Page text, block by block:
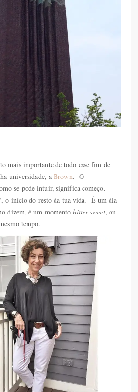
mais importante de todo esse fim de
universidade, aBrown. O
se pode intuir, significa começo.
o início do resto da tua vida. É um dia
dizem, é um momentobitter-sweet, ou
tempo.